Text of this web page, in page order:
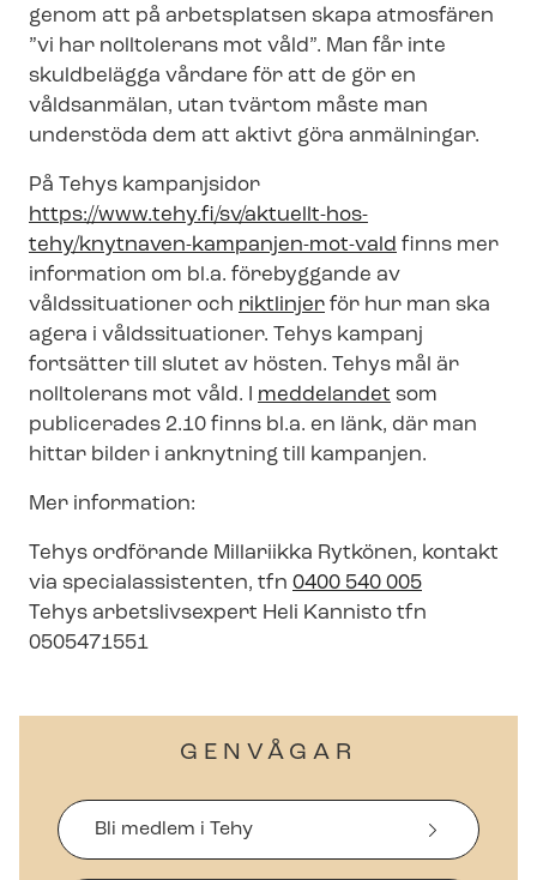
genom att på arbetsplatsen skapa atmosfären
”vi har nolltolerans mot våld”. Man får inte
skuldbelägga vårdare för att de gör en
våldsanmälan, utan tvärtom måste man
understöda dem att aktivt göra anmälningar.
På Tehys kampanjsidor
https://www.tehy.fi/sv/aktuellt-hos-
tehy/knytnaven-​kampanjen-mot-vald finns mer
information om bl.a. förebyggande av
våldssituationer och riktlinjer för hur man ska
agera i våldssituationer. Tehys kampanj
fortsätter till slutet av hösten. Tehys mål är
nolltolerans mot våld. I meddelandet som
publicerades 2.10 finns bl.a. en länk, där man
hittar bilder i anknytning till kampanjen.
Mer information:
Tehys ordförande Millariikka Rytkönen, kontakt
via spe­ci­a­las­si­sten­ten, tfn 0400 540 005
Tehys arbetslivsexpert Heli Kannisto tfn
0505471551
GENVÅGAR
Bli medlem i Tehy